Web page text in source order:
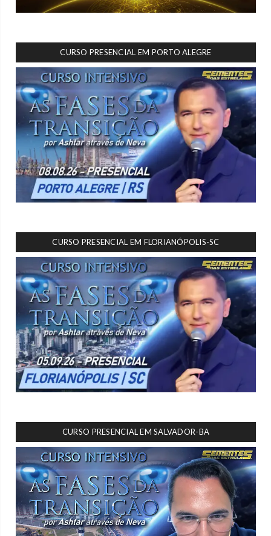
CURSO PRESENCIAL EM PORTO ALEGRE
CURSO PRESENCIAL EM FLORIANÓPOLIS-SC
CURSO PRESENCIAL EM SALVADOR-BA